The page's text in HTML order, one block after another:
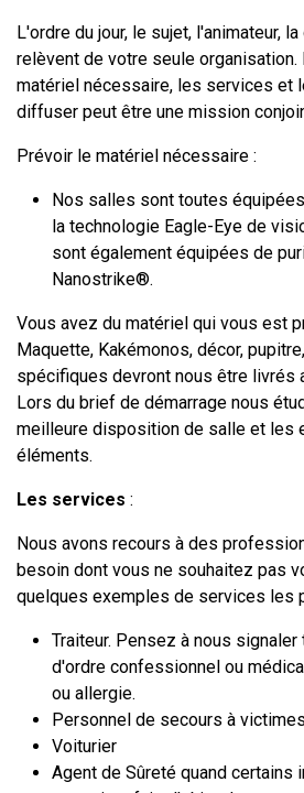
L'ordre du jour, le sujet, l'animateur, la
relèvent de votre seule
matériel nécessaire, les services et
diffuser peut être une mission
Prévoir le matériel nécessaire :
Nos salles sont toutes
la technologie Eagle-Eye de
sont également équipées de
Nanostrike®.
Vous avez du matériel qui vous est
Maquette, Kakémonos, décor,
spécifiques devront nous être livrés
Lors du brief de démarrage nous
meilleure disposition de salle et les
éléments.
Les services :
Nous avons recours à des
besoin dont vous ne souhaitez pas
quelques exemples de services les
Traiteur. Pensez à nous
d'ordre confessionnel ou
ou allergie.
Personnel de secours à victimes
Voiturier
Agent de Sûreté quand certains